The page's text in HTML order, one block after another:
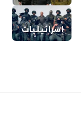
إسرائيليات